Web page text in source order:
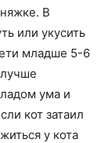
В
или укусить
младше 5-6
ума и
кот затаил
у кота